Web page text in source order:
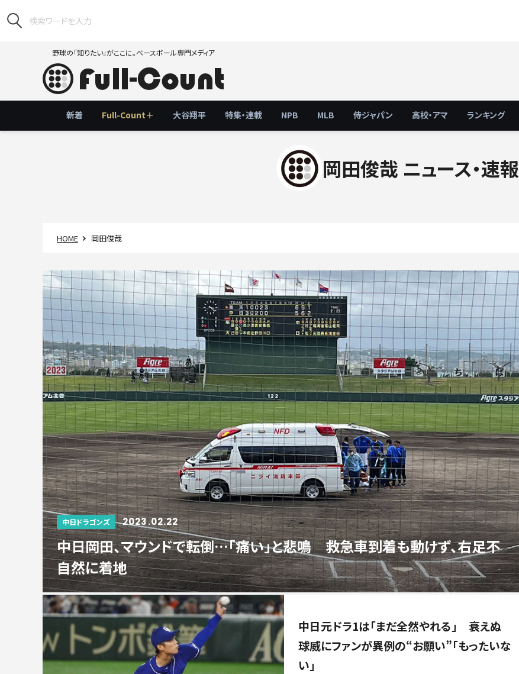
野球の「知りたい」がここに。ベースボール専門メディア
新着 Full-Count＋ 大谷翔平 特集・連載 NPB MLB 侍ジャパン 高校・アマ ランキング
岡田俊哉 ニュース・速報
HOME 岡田俊哉
中日ドラゴンズ 2023.02.22
中日岡田、マウンドで転倒…「痛い」と悲鳴 救急車到着も動けず、右足不
自然に着地
中日元ドラ1は「まだ全然やれる」 衰えぬ
球威にファンが異例の“お願い”「もったいな
い」